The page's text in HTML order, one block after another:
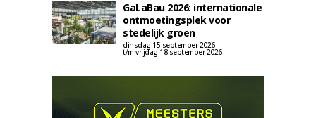
GaLaBau 2026: internationale
ontmoetingsplek voor
stedelijk groen
dinsdag 15 september 2026
t/m vrijdag 18 september 2026